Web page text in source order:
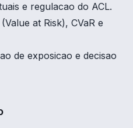
e regulacao do ACL.
at Risk), CVaR e
de exposicao e decisao